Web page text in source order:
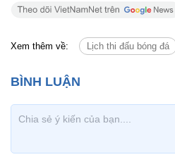
Xem thêm về: Lịch thi đấu bóng đá